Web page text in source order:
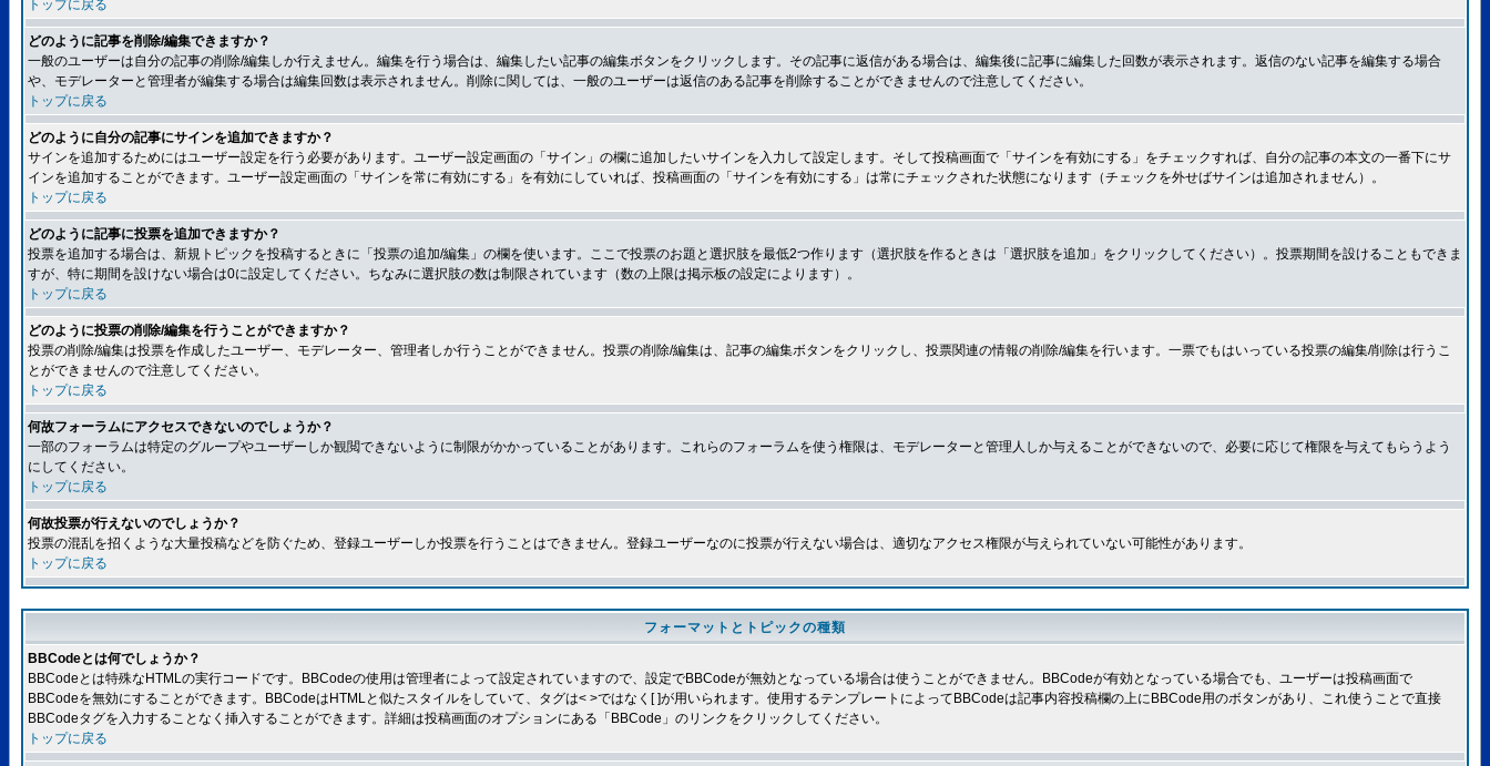
トップに戻る
どのように記事を削除/編集できますか？
一般のユーザーは自分の記事の削除/編集しか行えません。編集を行う場合は、編集したい記事の編集ボタンをクリックします。その記事に返信がある場合は、編集後に記事に編集した回数が表示されます。返信のない記事を編集する場合
や、モデレーターと管理者が編集する場合は編集回数は表示されません。削除に関しては、一般のユーザーは返信のある記事を削除することができませんので注意してください。
トップに戻る
どのように自分の記事にサインを追加できますか？
サインを追加するためにはユーザー設定を行う必要があります。ユーザー設定画面の「サイン」の欄に追加したいサインを入力して設定します。そして投稿画面で「サインを有効にする」をチェックすれば、自分の記事の本文の一番下にサ
インを追加することができます。ユーザー設定画面の「サインを常に有効にする」を有効にしていれば、投稿画面の「サインを有効にする」は常にチェックされた状態になります（チェックを外せばサインは追加されません）。
トップに戻る
どのように記事に投票を追加できますか？
投票を追加する場合は、新規トピックを投稿するときに「投票の追加/編集」の欄を使います。ここで投票のお題と選択肢を最低2つ作ります（選択肢を作るときは「選択肢を追加」をクリックしてください）。投票期間を設けることもできま
すが、特に期間を設けない場合は0に設定してください。ちなみに選択肢の数は制限されています（数の上限は掲示板の設定によります）。
トップに戻る
どのように投票の削除/編集を行うことができますか？
投票の削除/編集は投票を作成したユーザー、モデレーター、管理者しか行うことができません。投票の削除/編集は、記事の編集ボタンをクリックし、投票関連の情報の削除/編集を行います。一票でもはいっている投票の編集/削除は行うこ
とができませんので注意してください。
トップに戻る
何故フォーラムにアクセスできないのでしょうか？
一部のフォーラムは特定のグループやユーザーしか観閲できないように制限がかかっていることがあります。これらのフォーラムを使う権限は、モデレーターと管理人しか与えることができないので、必要に応じて権限を与えてもらうよう
にしてください。
トップに戻る
何故投票が行えないのでしょうか？
投票の混乱を招くような大量投稿などを防ぐため、登録ユーザーしか投票を行うことはできません。登録ユーザーなのに投票が行えない場合は、適切なアクセス権限が与えられていない可能性があります。
トップに戻る
フォーマットとトピックの種類
BBCodeとは何でしょうか？
BBCodeとは特殊なHTMLの実行コードです。BBCodeの使用は管理者によって設定されていますので、設定でBBCodeが無効となっている場合は使うことができません。BBCodeが有効となっている場合でも、ユーザーは投稿画面で
BBCodeを無効にすることができます。BBCodeはHTMLと似たスタイルをしていて、タグは< >ではなく[ ]が用いられます。使用するテンプレートによってBBCodeは記事内容投稿欄の上にBBCode用のボタンがあり、これ使うことで直接
BBCodeタグを入力することなく挿入することができます。詳細は投稿画面のオプションにある「BBCode」のリンクをクリックしてください。
トップに戻る